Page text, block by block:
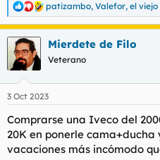
R
e
a
c
c
i
e
:
patizambo, Valefor, el
Mierdete de Filo
Veterano
3 Oct 2023
Comprarse una Iveco del
20K en ponerle cama+ducha
vacaciones más incómodo